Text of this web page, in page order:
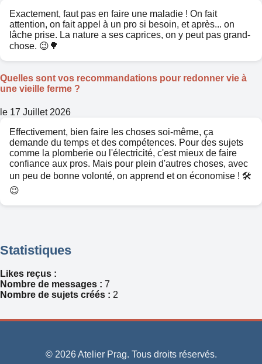
Exactement, faut pas en faire une maladie ! On fait
attention, on fait appel à un pro si besoin, et après... on
lâche prise. La nature a ses caprices, on y peut pas grand-
chose. 😉🌳
Quelles sont vos recommandations pour redonner vie à
une vieille ferme ?
le 17 Juillet 2026
Effectivement, bien faire les choses soi-même, ça
demande du temps et des compétences. Pour des sujets
comme la plomberie ou l'électricité, c'est mieux de faire
confiance aux pros. Mais pour plein d'autres choses, avec
un peu de bonne volonté, on apprend et on économise ! 🛠️
😉
Statistiques
Likes reçus :
Nombre de messages : 7
Nombre de sujets créés : 2
© 2026 Atelier Prag. Tous droits réservés.